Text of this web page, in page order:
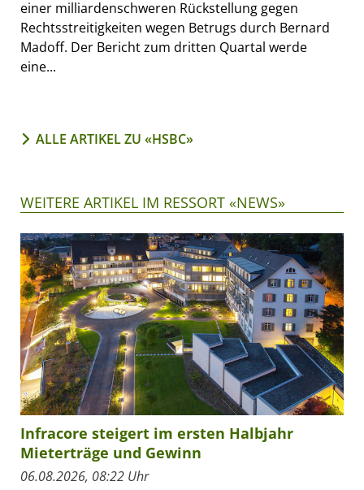
einer milliardenschweren Rückstellung gegen
Rechtsstreitigkeiten wegen Betrugs durch Bernard
Madoff. Der Bericht zum dritten Quartal werde
eine...
ALLE ARTIKEL ZU «HSBC»
WEITERE ARTIKEL IM RESSORT «NEWS»
Infracore steigert im ersten Halbjahr
Mieterträge und Gewinn
06.08.2026, 08:22 Uhr